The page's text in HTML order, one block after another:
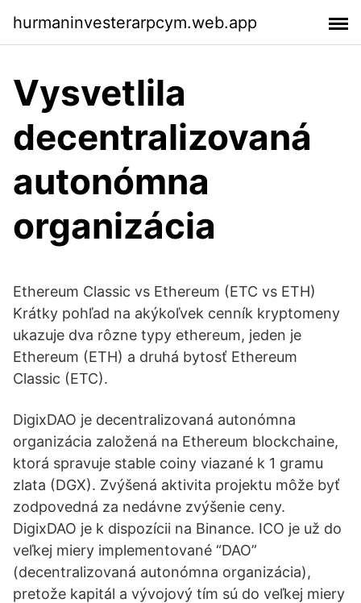
hurmaninvesterarpcym.web.app
Vysvetlila
decentralizovaná
autonómna
organizácia
Ethereum Classic vs Ethereum (ETC vs ETH)
Krátky pohľad na akýkoľvek cenník kryptomeny
ukazuje dva rôzne typy ethereum, jeden je
Ethereum (ETH) a druhá bytosť Ethereum
Classic (ETC).
DigixDAO je decentralizovaná autonómna
organizácia založená na Ethereum blockchaine,
ktorá spravuje stable coiny viazané k 1 gramu
zlata (DGX). Zvýšená aktivita projektu môže byť
zodpovedná za nedávne zvýšenie ceny.
DigixDAO je k dispozícii na Binance. ICO je už do
veľkej miery implementované “DAO”
(decentralizovaná autonómna organizácia),
pretože kapitál a vývojový tím sú do veľkej miery